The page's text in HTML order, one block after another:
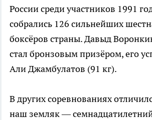
России среди участников 1991
собрались 126 сильнейших
боксёров страны. Давыд
стал бронзовым призёром, его
Али Джамбулатов (91 кг).
В других соревнованиях
наш земляк —